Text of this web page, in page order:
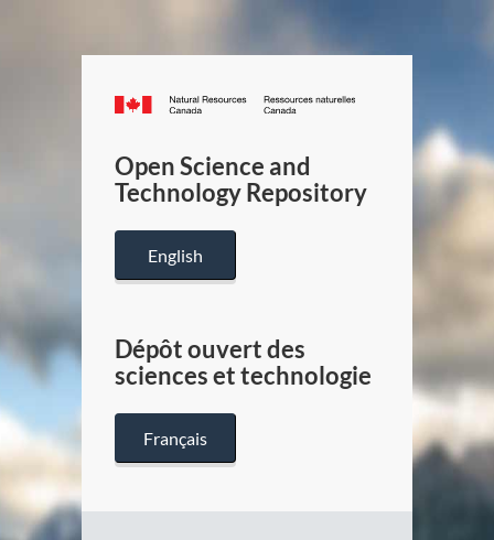
Canada.ca
/
Canada
Open Science and
Technology Repository
English
Dépôt ouvert des
sciences et technologie
Français